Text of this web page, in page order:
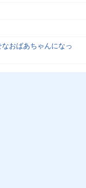
おばあちゃんになっ